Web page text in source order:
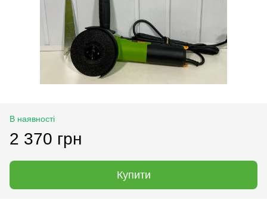
В наявності
2 370 грн
Купити